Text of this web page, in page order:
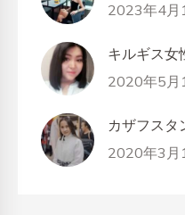
2023年4月
キルギス
2020年5月
カザフス
2020年3月